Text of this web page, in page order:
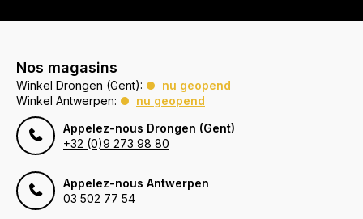
Nos magasins
Winkel Drongen (Gent):
nu geopend
Winkel Antwerpen:
nu geopend
Appelez-nous Drongen (Gent)
+32 (0)9 273 98 80
Appelez-nous Antwerpen
03 502 77 54